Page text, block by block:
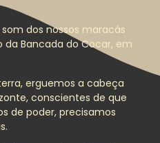
dos nossos maracás
Bancada do Cocar, em
erguemos a cabeça
conscientes de que
de poder, precisamos